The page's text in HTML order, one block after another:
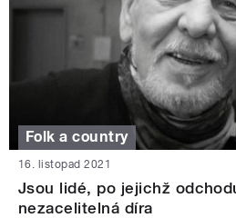
Folk a country
16. listopad 2021
Jsou lidé, po jejichž
nezacelitelná díra